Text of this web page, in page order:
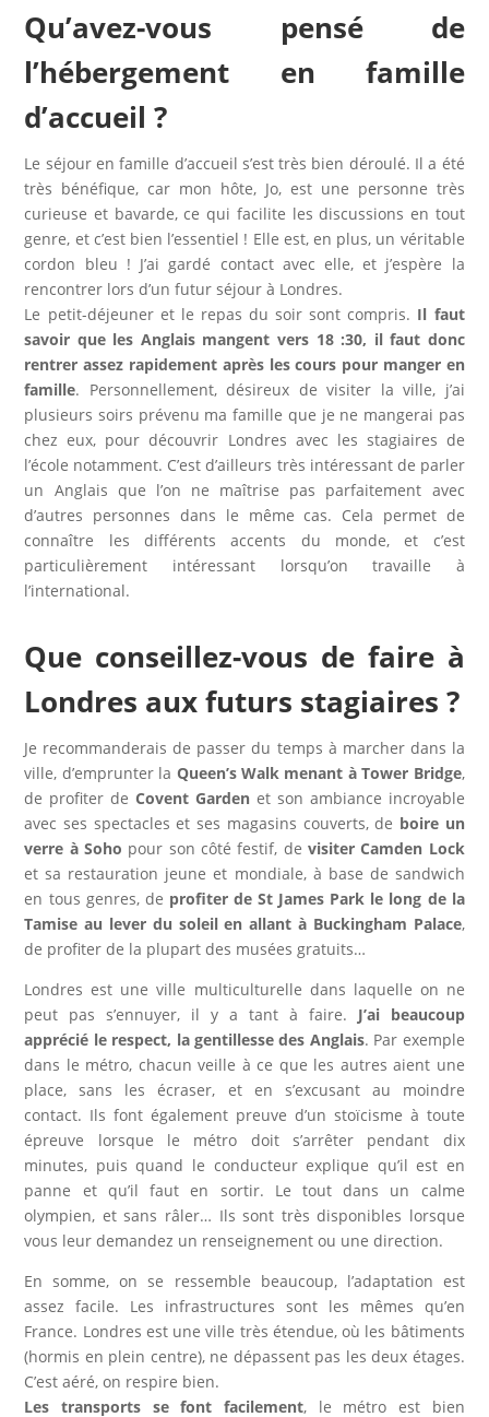
Qu’avez-vous pensé de
l’hébergement en famille
d’accueil ?
Le séjour en famille d’accueil s’est très bien déroulé. Il a été
très bénéfique, car mon hôte, Jo, est une personne très
curieuse et bavarde, ce qui facilite les discussions en tout
genre, et c’est bien l’essentiel ! Elle est, en plus, un véritable
cordon bleu ! J’ai gardé contact avec elle, et j’espère la
rencontrer lors d’un futur séjour à Londres.
Le petit-déjeuner et le repas du soir sont compris. Il faut
savoir que les Anglais mangent vers 18 :30, il faut donc
rentrer assez rapidement après les cours pour manger en
famille. Personnellement, désireux de visiter la ville, j’ai
plusieurs soirs prévenu ma famille que je ne mangerai pas
chez eux, pour découvrir Londres avec les stagiaires de
l’école notamment. C’est d’ailleurs très intéressant de parler
un Anglais que l’on ne maîtrise pas parfaitement avec
d’autres personnes dans le même cas. Cela permet de
connaître les différents accents du monde, et c’est
particulièrement intéressant lorsqu’on travaille à
l’international.
Que conseillez-vous de faire à
Londres aux futurs stagiaires ?
Je recommanderais de passer du temps à marcher dans la
ville, d’emprunter la Queen’s Walk menant à Tower Bridge,
de profiter deCovent Garden et son ambiance incroyable
avec ses spectacles et ses magasins couverts, de boire un
verre à Soho pour son côté festif, de visiter Camden Lock
et sa restauration jeune et mondiale, à base de sandwich
en tous genres, de profiter de St James Park le long de la
Tamise au lever du soleil en allant à Buckingham Palace,
de profiter de la plupart des musées gratuits…
Londres est une ville multiculturelle dans laquelle on ne
peut pas s’ennuyer, il y a tant à faire. J’ai beaucoup
apprécié le respect, la gentillesse des Anglais. Par exemple
dans le métro, chacun veille à ce que les autres aient une
place, sans les écraser, et en s’excusant au moindre
contact. Ils font également preuve d’un stoïcisme à toute
épreuve lorsque le métro doit s’arrêter pendant dix
minutes, puis quand le conducteur explique qu’il est en
panne et qu’il faut en sortir. Le tout dans un calme
olympien, et sans râler… Ils sont très disponibles lorsque
vous leur demandez un renseignement ou une direction.
En somme, on se ressemble beaucoup, l’adaptation est
assez facile. Les infrastructures sont les mêmes qu’en
France. Londres est une ville très étendue, où les bâtiments
(hormis en plein centre), ne dépassent pas les deux étages.
C’est aéré, on respire bien.
Les transports se font facilement, le métro est bien